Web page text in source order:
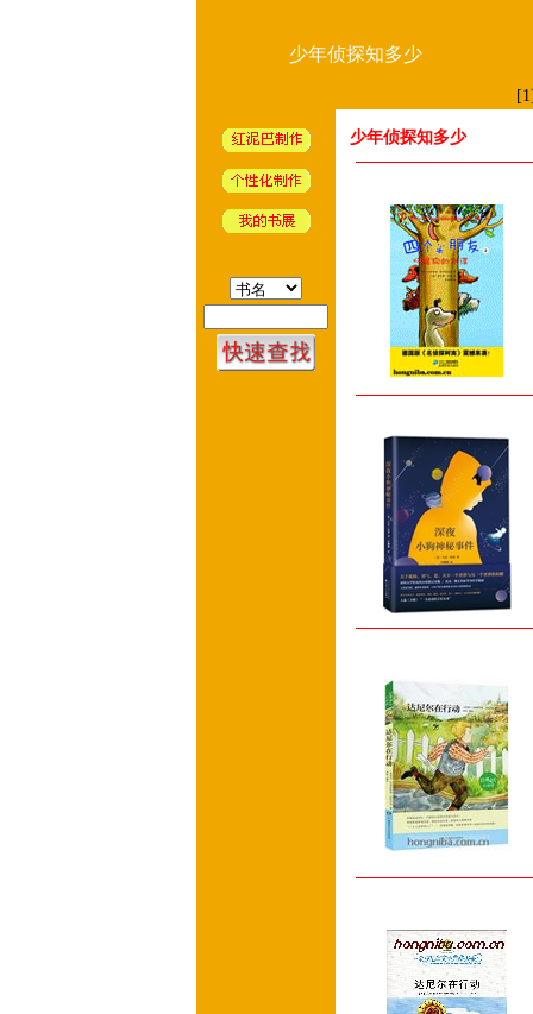
少年侦探知多少
少年侦探知多少